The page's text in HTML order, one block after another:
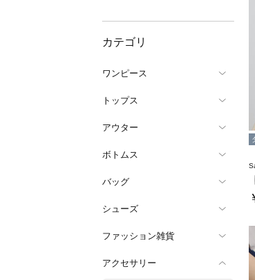
カテゴリ
ワンピース
トップス
アウター
ボトムス
バッグ
シューズ
ファッション雑貨
アクセサリー